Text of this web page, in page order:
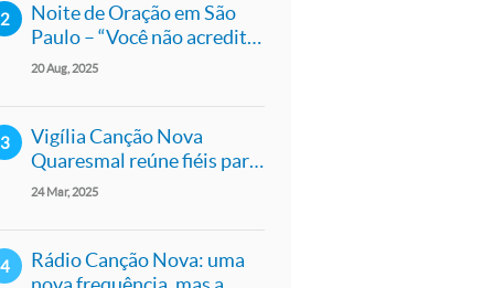
Noite de Oração em São
Paulo – “Você não acredita?
Você verá a glória de
20Aug 2025
Vigília Canção Nova
Quaresmal reúne fiéis para
uma noite de oração e
24 Mar 2025
Rádio Canção Nova: uma